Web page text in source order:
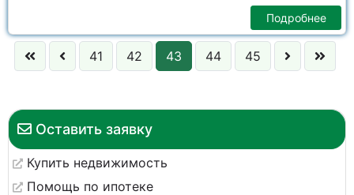
Оставить заявку
Купить недвижимость
Помощь по ипотеке
Подробнее
41 42 43 44 45